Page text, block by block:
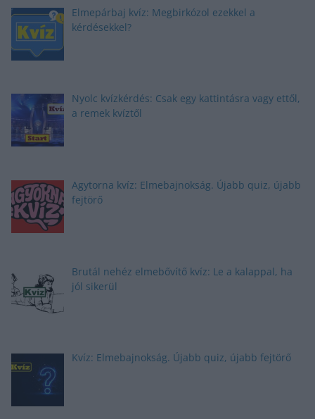
Elmepárbaj kvíz: Megbirkózol ezekkel a
kérdésekkel?
Nyolc kvízkérdés: Csak egy kattintásra vagy ettől,
a remek kvíztől
Agytorna kvíz: Elmebajnokság. Újabb quiz, újabb
fejtörő
Brutál nehéz elmebővítő kvíz: Le a kalappal, ha
jól sikerül
Kvíz: Elmebajnokság. Újabb quiz, újabb fejtörő